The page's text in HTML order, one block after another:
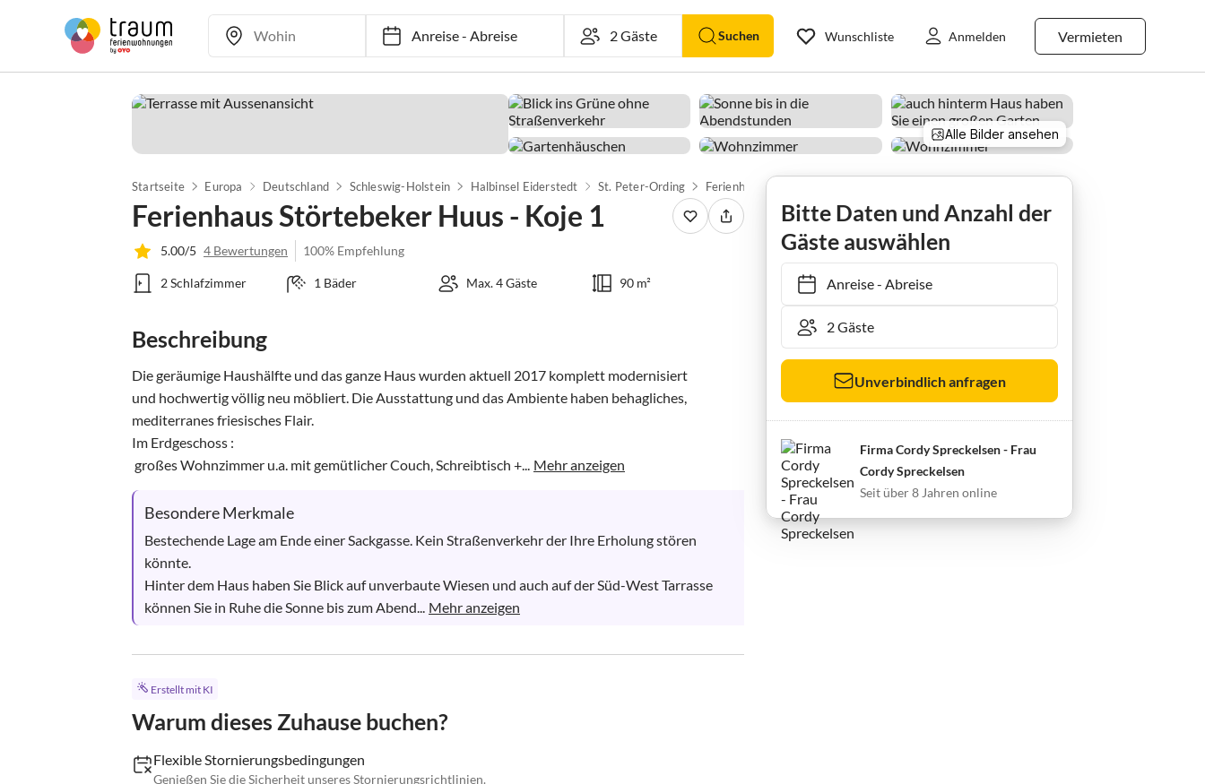
Anreise-Abreise Suchen Vermieten
Wunschliste Anmelden
Alle Bilder ansehen
Startseite Europa Deutschland Schleswig-Holstein Halbinsel Eiderstedt St. Peter-Ording
Ferienhaus Störtebeker Huus - Koje 1
5.00/5 4 Bewertungen 100% Empfehlung
2 Schlafzimmer 1 Bäder Max. 4 Gäste 90 m²
Beschreibung
Die geräumige Haushälfte und das ganze Haus wurden aktuell 2017 komplett modernisiert
und hochwertig völlig neu möbliert. Die Ausstattung und das Ambiente haben behagliches,
mediterranes friesisches Flair.
Im Erdgeschoss :
großes Wohnzimmer u.a. mit gemütlicher Couch, Schreibtisch +... Mehr anzeigen
Besondere Merkmale
Bestechende Lage am Ende einer Sackgasse. Kein Straßenverkehr der Ihre Erholung stören
könnte.
Hinter dem Haus haben Sie Blick auf unverbaute Wiesen und auch auf der Süd-West Tarrasse
können Sie in Ruhe die Sonne bis zum Abend... Mehr anzeigen
Erstellt mit KI
Warum dieses Zuhause buchen?
Flexible Stornierungsbedingungen
Genießen Sie die Sicherheit unseres Stornierungsrichtlinien.
Bitte Daten und Anzahl der
Gäste auswählen
Anreise- Abreise
Unverbindlich anfragen
Firma Cordy Spreckelsen - Frau
Cordy Spreckelsen
Seit über 8 Jahren online